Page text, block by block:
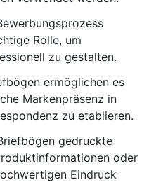
Rolle, um
zu gestalten.
ermöglichen es
Markenpräsenz in
zu etablieren.
gedruckte
oder
Eindruck